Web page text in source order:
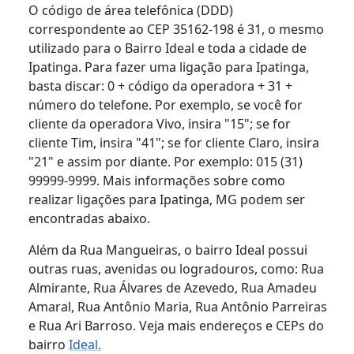
O código de área telefônica (DDD)
correspondente ao CEP 35162-198 é 31, o mesmo
utilizado para o Bairro Ideal e toda a cidade de
Ipatinga. Para fazer uma ligação para Ipatinga,
basta discar: 0 + código da operadora + 31 +
número do telefone. Por exemplo, se você for
cliente da operadora Vivo, insira "15"; se for
cliente Tim, insira "41"; se for cliente Claro, insira
"21" e assim por diante. Por exemplo: 015 (31)
99999-9999. Mais informações sobre como
realizar ligações para Ipatinga, MG podem ser
encontradas abaixo.
Além da Rua Mangueiras, o bairro Ideal possui
outras ruas, avenidas ou logradouros, como: Rua
Almirante, Rua Álvares de Azevedo, Rua Amadeu
Amaral, Rua Antônio Maria, Rua Antônio Parreiras
e Rua Ari Barroso. Veja mais endereços e CEPs do
bairro Ideal.